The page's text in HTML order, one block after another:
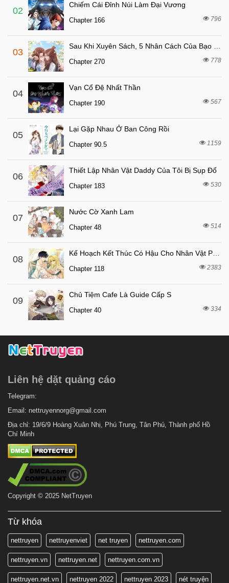
Chapter 28 7 tháng trước
Chapter 27
Chapter 26
Chapter 25
Chapter 24 7 tháng trước
Chapter 23 7 tháng trước
Chapter 22
Chapter 21 7 tháng trước
Chapter 20
Chapter 19 7 tháng trước
Chapter 18 7 tháng trước
Chapter 17
Chapter 16 7 tháng trước
Chapter 15
Chapter 14 7 tháng trước
Chapter 13
Chapter 12
Chapter 11 7 tháng trước
Chapter 10
Chapter 8
Chapter 6 7 tháng trước
Chapter 5
Chapter 4
Chapter 3 7 tháng trước
Chapter 2
Chapter 1
02
Chiếm Cái Đỉnh Núi Làm Đại Vương
Chapter 166 796
03
Chapter 270 778
04
Vạn Cổ Đệ Nhất Thần
Chapter 190 567
05
Lại Gặp Nhau Ở Ban Công Rồi
Chapter 90.5 1159
06
Thiết Lập Nhân Vật Daddy Của Tôi Bị Sụp Đổ
Chapter 183 530
07
Nước Cờ Xanh Lam
Chapter 48 514
08
Chapter 118 2383
09
Chủ Tiệm Cafe Là Guide Cấp S
Chapter 40 334
Liên hệ dặt quảng cáo
Telegram:
Email: nettruyennorg@gmail.com
Địa chỉ: 19/6/9 Hoàng Xuân Nhị, Phú Trung, Tân Phú, Thành phố Hồ
Chí Minh
Copyright © 2025 NetTruyen
Từ khóa
nettruyen nettruyenviet net truyen nettruyen.com
nettruyen.vn nettruyen.net nettruyen.com.vn
nettruyen.net.vn nettruyen 2022 nettruyen 2023 nét truyện